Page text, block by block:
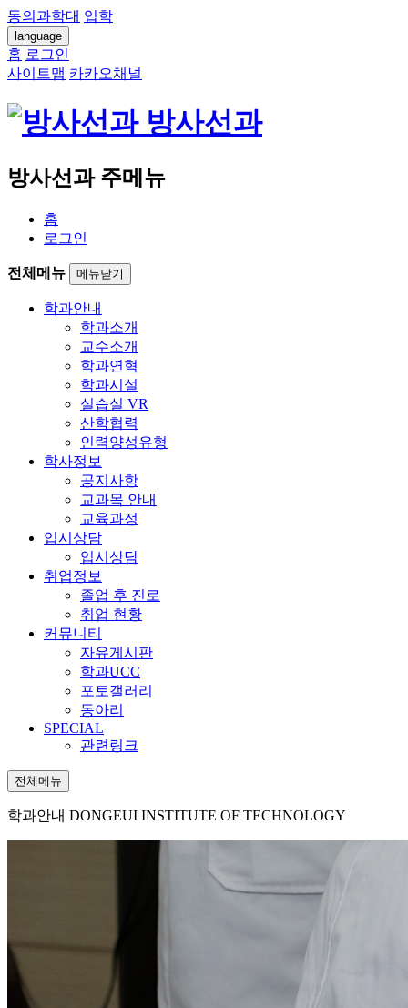
동의과학대 입학
language
홈 로그인
사이트맵 카카오채널
방사선과
방사선과 주메뉴
홈
로그인
전체메뉴 메뉴닫기
학과안내
학과소개
교수소개
학과연혁
학과시설
실습실 VR
산학협력
인력양성유형
학사정보
공지사항
교과목 안내
교육과정
입시상담
입시상담
취업정보
졸업 후 진로
취업 현황
커뮤니티
자유게시판
학과UCC
포토갤러리
동아리
SPECIAL
관련링크
전체메뉴
학과안내 DONGEUI INSTITUTE OF TECHNOLOGY